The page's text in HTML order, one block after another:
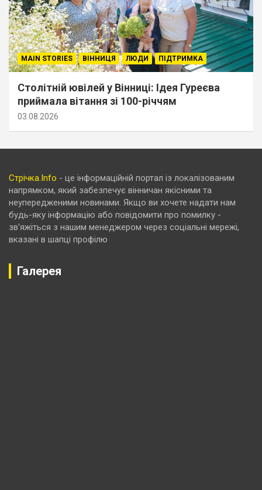
MAIN STORIES ВІННИЦЯ ЛЮДИ ПІДТРИМКА
Столітній ювілей у Вінниці: Ідея Гуреєва
приймала вітання зі 100-річчям
03.08.2026
Стрічка.Info - це інформаційній портал із локалізованим
напрямком, який забезпечує вінничан якісними та
неупередженими новинами. Якщо ви хочете надати нам
будь-яку інформацію або повідомити про помилку -
зв'яжіться з нашим менеджером через соціальні мережі,
вказані в шапці профілю
Галерея